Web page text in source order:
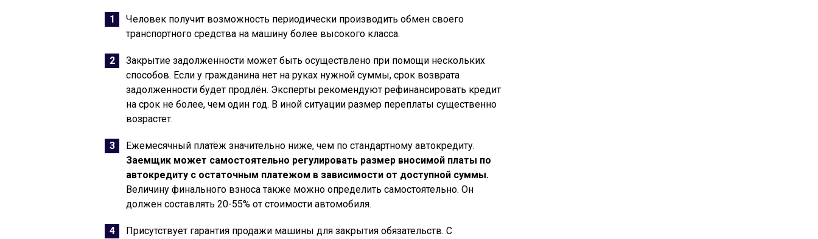
Человек получит возможность периодически производить обмен своего
транспортного средства на машину более высокого класса.
Закрытие задолженности может быть осуществлено при помощи нескольких
способов. Если у гражданина нет на руках нужной суммы, срок возврата
задолженности будет продлён. Эксперты рекомендуют рефинансировать кредит
на срок не более, чем один год. В иной ситуации размер переплаты существенно
возрастет.
Ежемесячный платёж значительно ниже, чем по стандартному автокредиту.
Заемщик может самостоятельно регулировать размер вносимой платы по
автокредиту с остаточным платежом в зависимости от доступной суммы.
Величину финального взноса также можно определить самостоятельно. Он
должен составлять 20-55% от стоимости автомобиля.
Присутствует гарантия продажи машины для закрытия обязательств. С